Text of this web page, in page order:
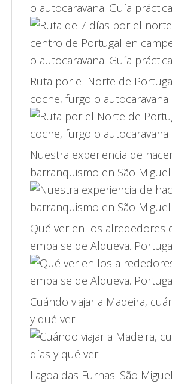
o autocaravana: Guía práctica
Ruta por el Norte de
coche, furgo o autocaravana
Nuestra experiencia de
barranquismo en São
Qué ver en los alrededores
embalse de Alqueva.
Cuándo viajar a Madeira,
y qué ver
Lagoa das Furnas. São